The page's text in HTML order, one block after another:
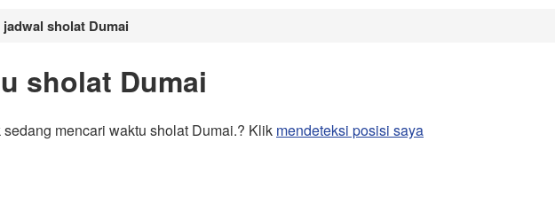
jadwal sholat Dumai
sholat Dumai
mencari waktu sholat Dumai.? Klik mendeteksi posisi saya